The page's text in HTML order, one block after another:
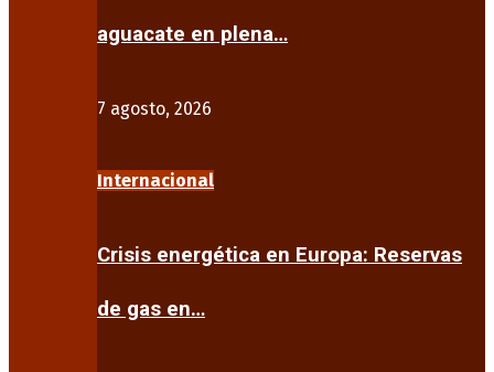
aguacate en plena…
7 agosto, 2026
Internacional
Crisis energética en Europa: Reservas
de gas en…